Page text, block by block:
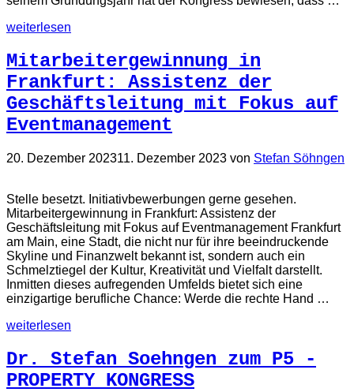
weiterlesen
Mitarbeitergewinnung in
Frankfurt: Assistenz der
Geschäftsleitung mit Fokus auf
Eventmanagement
20. Dezember 202311. Dezember 2023 von Stefan Söhngen
Stelle besetzt. Initiativbewerbungen gerne gesehen.
Mitarbeitergewinnung in Frankfurt: Assistenz der
Geschäftsleitung mit Fokus auf Eventmanagement Frankfurt
am Main, eine Stadt, die nicht nur für ihre beeindruckende
Skyline und Finanzwelt bekannt ist, sondern auch ein
Schmelztiegel der Kultur, Kreativität und Vielfalt darstellt.
Inmitten dieses aufregenden Umfelds bietet sich eine
einzigartige berufliche Chance: Werde die rechte Hand …
weiterlesen
Dr. Stefan Soehngen zum P5 -
PROPERTY KONGRESS